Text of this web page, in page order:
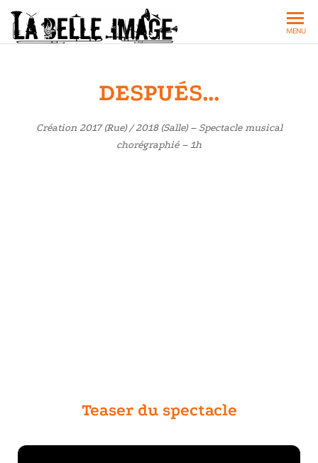
: Concerts,
bals,
spectacles
MENU
DESPUÉS…
Création 2017 (Rue) / 2018 (Salle) – Spectacle musical
chorégraphié – 1h
Teaser du spectacle